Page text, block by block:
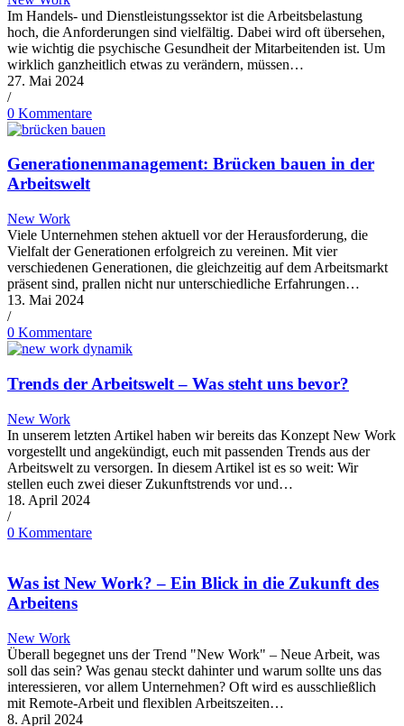
Im Handels- und Dienstleistungssektor ist die Arbeitsbelastung
hoch, die Anforderungen sind vielfältig. Dabei wird oft übersehen,
wie wichtig die psychische Gesundheit der Mitarbeitenden ist. Um
wirklich ganzheitlich etwas zu verändern, müssen…
27. Mai 2024
/
0 Kommentare
Generationenmanagement: Brücken bauen in der
Arbeitswelt
New Work
Viele Unternehmen stehen aktuell vor der Herausforderung, die
Vielfalt der Generationen erfolgreich zu vereinen. Mit vier
verschiedenen Generationen, die gleichzeitig auf dem Arbeitsmarkt
präsent sind, prallen nicht nur unterschiedliche Erfahrungen…
13. Mai 2024
/
0 Kommentare
Trends der Arbeitswelt – Was steht uns bevor?
New Work
In unserem letzten Artikel haben wir bereits das Konzept New Work
vorgestellt und angekündigt, euch mit passenden Trends aus der
Arbeitswelt zu versorgen. In diesem Artikel ist es so weit: Wir
stellen euch zwei dieser Zukunftstrends vor und…
18. April 2024
/
0 Kommentare
Was ist New Work? – Ein Blick in die Zukunft des
Arbeitens
New Work
Überall begegnet uns der Trend "New Work" – Neue Arbeit, was
soll das sein? Was genau steckt dahinter und warum sollte uns das
interessieren, vor allem Unternehmen? Oft wird es ausschließlich
mit Remote-Arbeit und flexiblen Arbeitszeiten…
8. April 2024